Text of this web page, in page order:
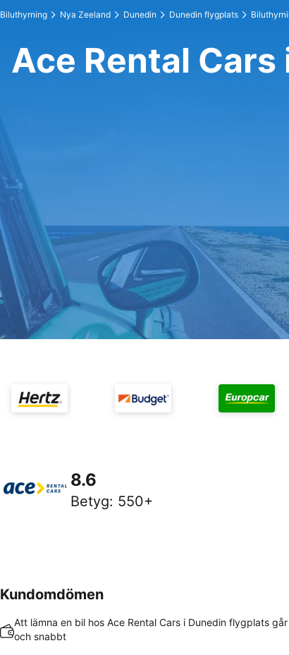
Biluthyrning Nya Zeeland Dunedin Dunedin flygplats
Ace Rental
8.6
Betyg: 550+
Kundomdömen
Att lämna en bil hos Ace Rental Cars i Dunedin flygplats
och snabbt